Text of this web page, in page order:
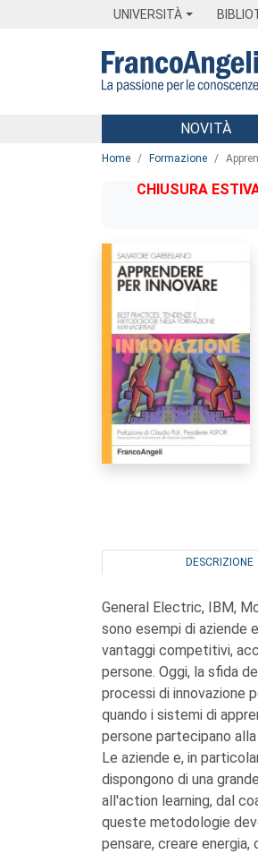
UNIVERSITÀ
Menu
NOVITÀ
Home Formazione
CHIUSURA
DESCRIZIONE
General Electric, IBM,
sono esempi di aziende
vantaggi competitivi,
persone. Oggi, la sfida
processi di innovazione
quando i sistemi di
persone partecipano
Le aziende e, in
dispongono di una
all'action learning, dal
queste metodologie
pensare, creare